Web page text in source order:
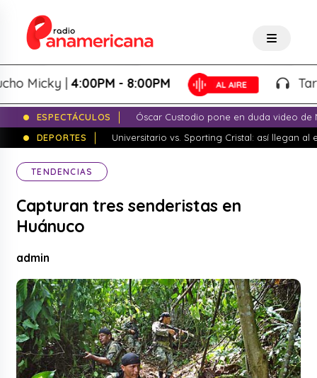
|4:00PM - 8:00PM
ESPECTÁCULOS
Óscar Custodio pone en duda video de
DEPORTES
Universitario vs. Sporting Cristal: así llegan al
TENDENCIAS
Capturan tres senderistas en
Huánuco
admin